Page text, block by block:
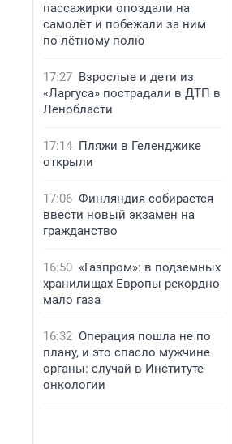
пассажирки опоздали на
самолёт и побежали за ним
по лётному полю
17:27 Взрослые и дети из
«Ларгуса» пострадали в ДТП в
Ленобласти
17:14 Пляжи в Геленджике
открыли
17:06 Финляндия собирается
ввести новый экзамен на
гражданство
16:50 «Газпром»: в подземных
хранилищах Европы рекордно
мало газа
16:32 Операция пошла не по
плану, и это спасло мужчине
органы: случай в Институте
онкологии